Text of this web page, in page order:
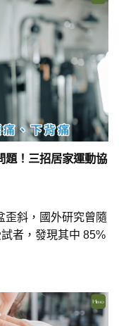
題！三招居家運動協
歪斜，國外研究曾隨
者，發現其中 85%